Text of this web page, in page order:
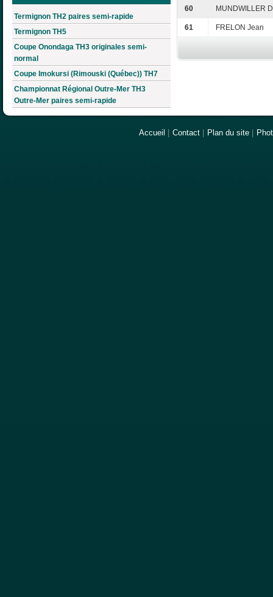
Termignon TH2 paires semi-rapide
Termignon TH5
Coupe Onondaga TH3 originales semi-
normal
Coupe Imokursi (Rimouski (Québec)) TH7
Championnat Régional Outre-Mer TH3
Outre-Mer paires semi-rapide
60 MUNDWILLER
61 FRELON Jean
Accueil Contact Plan du site